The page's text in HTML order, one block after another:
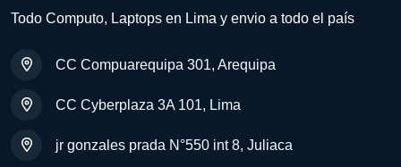
Todo Computo, Laptops en Lima y envio a todo el país
CC Compuarequipa 301, Arequipa
CC Cyberplaza 3A 101, Lima
jr gonzales prada N°550 int 8, Juliaca